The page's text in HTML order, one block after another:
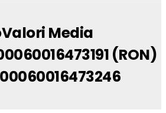
Media
(RON)